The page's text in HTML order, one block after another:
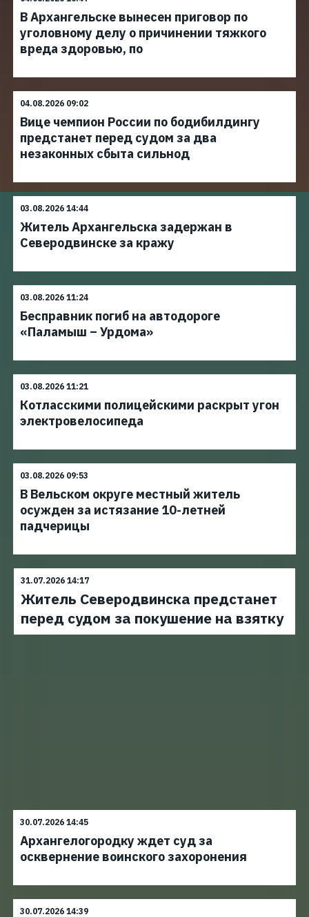
В Архангельске вынесен приговор по
уголовному делу о причинении тяжкого
вреда здоровью, по
04.08.2026 09:02
Вице чемпион России по бодибилдингу
предстанет перед судом за два
незаконных сбыта сильнод
03.08.2026 14:44
Житель Архангельска задержан в
Северодвинске за кражу
03.08.2026 11:24
Бесправник погиб на автодороге
«Паламыш – Урдома»
03.08.2026 11:21
Котласскими полицейскими раскрыт угон
электровелосипеда
03.08.2026 09:53
В Вельском округе местный житель
осужден за истязание 10-летней
падчерицы
31.07.2026 14:17
Житель Северодвинска предстанет
перед судом за покушение на взятку
30.07.2026 14:45
Архангелогородку ждет суд за
осквернение воинского захоронения
30.07.2026 14:39